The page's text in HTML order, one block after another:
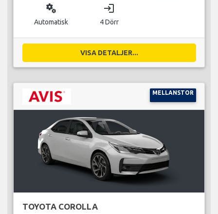
miscellaneous_services
Automatisk
login
4 Dörr
VISA DETALJER...
MELLANSTOR
TOYOTA COROLLA